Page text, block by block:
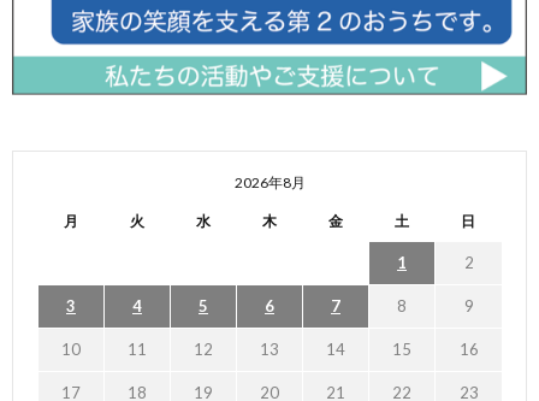
2026年8月
月 火 水 木 金 土 日
1 2
3 4 5 6 7 8 9
10 11 12 13 14 15 16
17 18 19 20 21 22 23